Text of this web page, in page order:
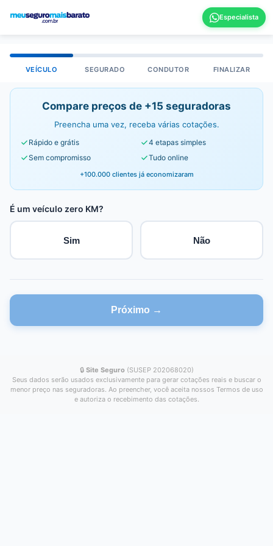
VEÍCULO SEGURADO CONDUTOR FINALIZAR
Compare preços de +15 seguradoras
Preencha uma vez, receba várias cotações.
Rápido e grátis
4 etapas simples
Sem compromisso
Tudo online
+100.000 clientes já economizaram
É um veículo zero KM?
Sim Não
Próximo →
🔒 Site Seguro (SUSEP 202068020)
Seus dados serão usados exclusivamente para gerar cotações reais e buscar o
menor preço nas seguradoras. Ao preencher, você aceita nossos Termos de uso
e autoriza o recebimento das cotações.